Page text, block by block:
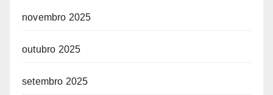
novembro 2025
outubro 2025
setembro 2025